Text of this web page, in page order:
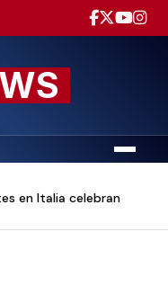
Menu
en Italia celebran